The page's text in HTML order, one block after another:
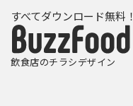
すべてダウンロード無料！
飲食店のチラシデザイン